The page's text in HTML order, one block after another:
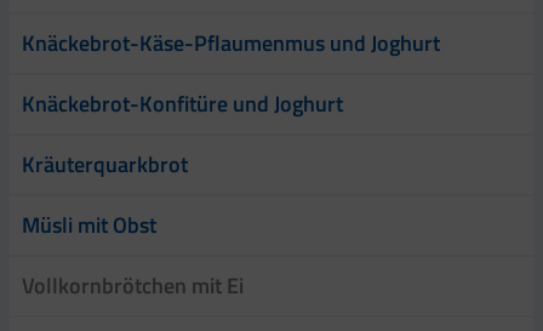
Knäckebrot-Käse-Pflaumenmus und Joghurt
Knäckebrot-Konfitüre und Joghurt
Kräuterquarkbrot
Müsli mit Obst
Vollkornbrötchen mit Ei